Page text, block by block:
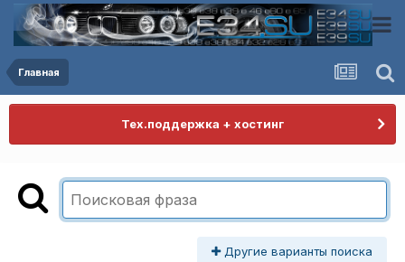
Главная
Тех.поддержка + хостинг
Другие варианты поиска